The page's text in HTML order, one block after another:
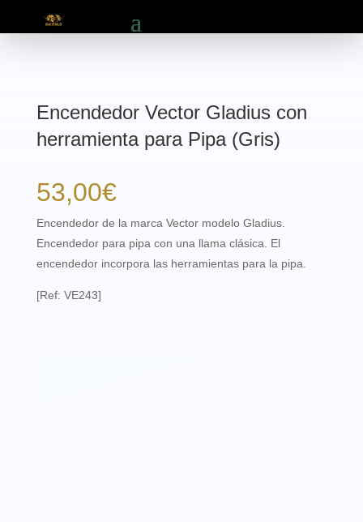
Encendedor Vector Gladius con
herramienta para Pipa (Gris)
53,00€
Encendedor de la marca Vector modelo Gladius.
Encendedor para pipa con una llama clásica. El
encendedor incorpora las herramientas para la pipa.
[Ref: VE243]